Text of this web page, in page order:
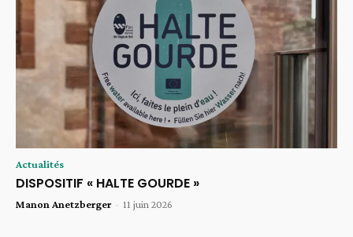
Actualités
DISPOSITIF « HALTE GOURDE »
Manon Anetzberger - 11 juin 2026